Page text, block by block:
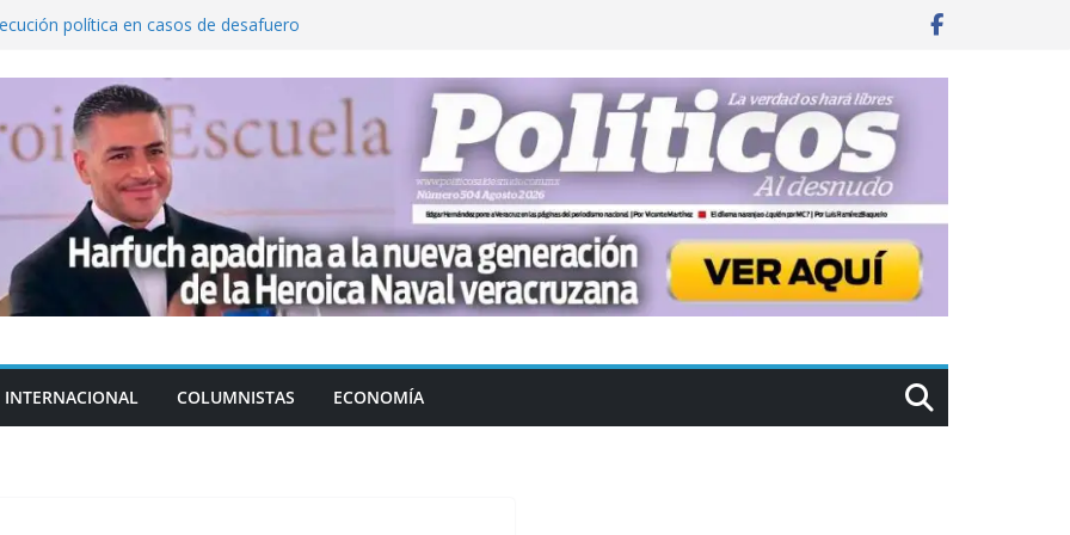
política en casos de desafuero
exgobernador de Guerrero, por
la exportación de aguacate de
Unidos
a escuelas para dejar el esquema
INTERNACIONAL COLUMNISTAS ECONOMÍA